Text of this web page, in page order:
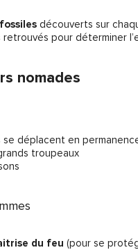
découverts sur
pour déterminer
nomades
se déplacent en
troupeaux
du feu (pour se